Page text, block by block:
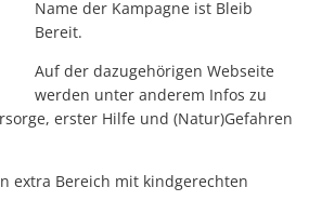
Name der Kampagne ist Bleib
Bereit.
Auf der dazugehörigen Webseite
werden unter anderem Infos zu
erster Hilfe und (Natur)Gefahren
extra Bereich mit kindgerechten